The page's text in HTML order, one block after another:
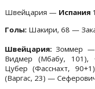
Швейцария — Испания
Голы: Шакири, 68 —
Швейцария: Зоммер —
Видмер (Мбабу, 101),
Цубер (Фасснахт,
(Варгас, 23) —